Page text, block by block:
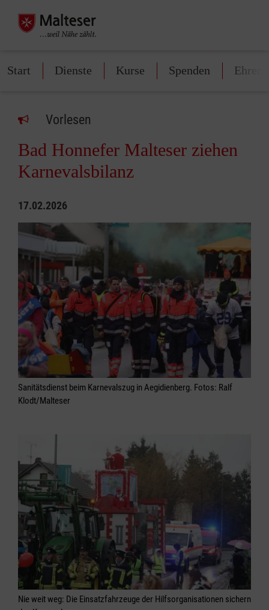
Start Dienste Kurse Spenden
Vorlesen
Bad Honnefer Malteser ziehen
Karnevalsbilanz
17.02.2026
Sanitätsdienst beim Karnevalszug in Aegidienberg. Fotos: Ralf
Klodt/Malteser
Nie weit weg: Die Einsatzfahrzeuge der Hilfsorganisationen sichern